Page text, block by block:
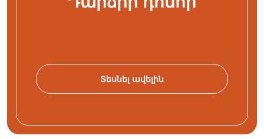
Տեսնել ավելին